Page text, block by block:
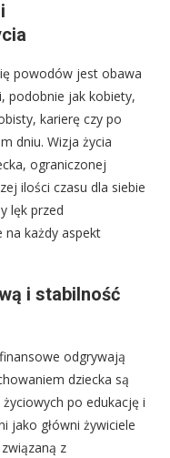
powodów jest obawa
podobnie jak kobiety,
karierę czy po
dniu. Wizja życia
ograniczonej
ilości czasu dla siebie
lęk przed
na każdy aspekt
i stabilność
odgrywają
dziecka są
po edukację i
jako główni żywiciele
z